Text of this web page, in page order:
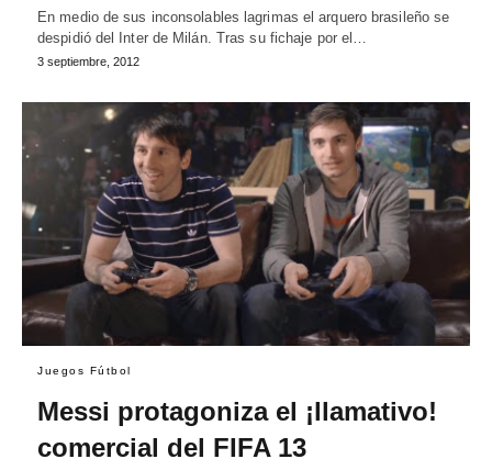
En medio de sus inconsolables lagrimas el arquero brasileño se
despidió del Inter de Milán. Tras su fichaje por el…
3 septiembre, 2012
Juegos Fútbol
Messi protagoniza el ¡llamativo!
comercial del FIFA 13